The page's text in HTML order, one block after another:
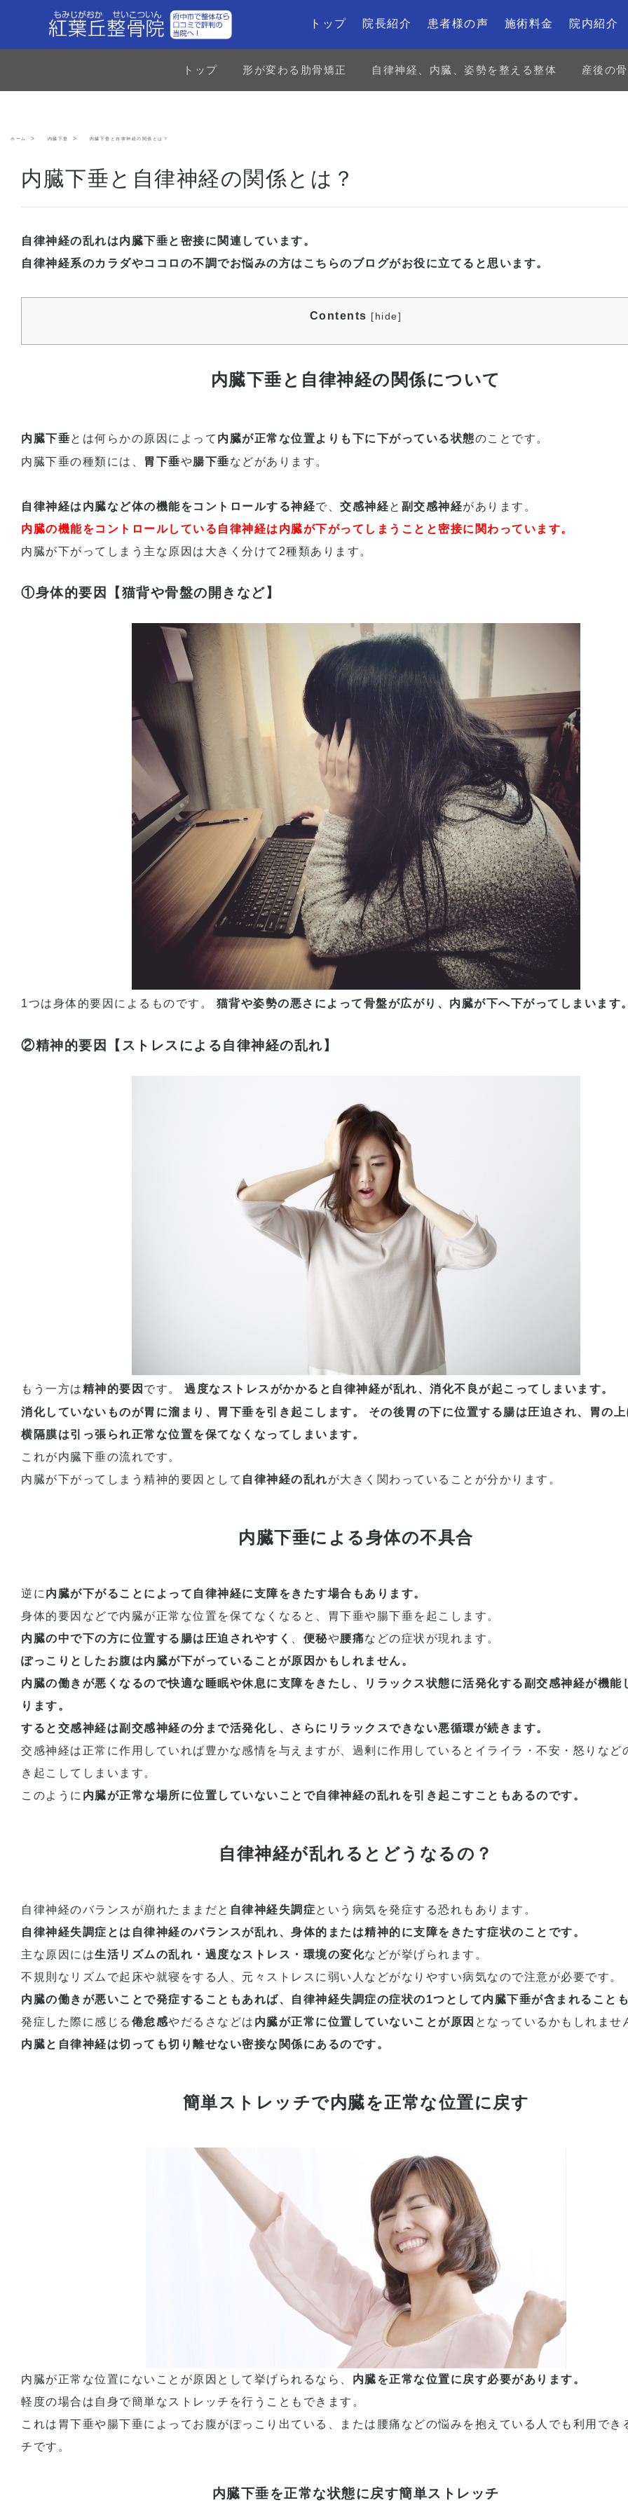
トップ 院長紹介 患者様の声 施術料金 院内紹介
トップ 形が変わる肋骨矯正 自律神経、内臓、姿勢を整える整体 産後の
ホーム 内臓下垂 内臓下垂と自律神経の関係とは？
内臓下垂と自律神経の関係とは？
自律神経の乱れは内臓下垂と密接に関連しています。
自律神経系のカラダやココロの不調でお悩みの方はこちらのブログがお役に立てると思います。
Contents [hide]
内臓下垂と自律神経の関係について
内臓下垂とは何らかの原因によって 内臓が正常な位置よりも下に下がっている状態のことです。
内臓下垂の種類には、
胃下垂や腸下垂などがあります。
自律神経は内臓など体の機能をコントロールする神経で、 交感神経と 副交感神経があります。
内臓の機能をコントロールしている自律神経は内臓が下がってしまうことと密接に関わっています。
内臓が下がってしまう主な原因は大きく分けて2種類あります。
①身体的要因【猫背や骨盤の開きなど】
1つは身体的要因によるものです。 猫背や姿勢の悪さによって骨盤が広がり、内臓が下へ下がってしまいます。
②精神的要因【ストレスによる自律神経の乱れ】
もう一方は精神的要因 です。
過度なストレスがかかると自律神経が乱れ、消化不良が起こってしまいます。
消化していないものが胃に溜まり、胃下垂を引き起こします。
その後胃の下に位置する腸は圧迫され、胃の上
横隔膜は引っ張られ正常な位置を保てなくなってしまいます。
これが内臓下垂の流れです。
内臓が下がってしまう精神的要因として 自律神経の乱れが大きく関わっていることが分かります。
内臓下垂による身体の不具合
逆に 内臓が下がることによって自律神経に支障をきたす場合もあります。
身体的要因などで内臓が正常な位置を保てなくなると、胃下垂や腸下垂を起こします。
内臓の中で下の方に位置する腸は圧迫されやすく
便秘や腰痛などの症状が現れます。
ぽっこりとしたお腹は内臓が下がっていることが原因かもしれません。
内臓の働きが悪くなるので快適な睡眠や休息に支障をきたし、リラックス状態に活発化する副交感神経が機能
ります。
すると交感神経は副交感神経の分まで活発化し、さらにリラックスできない悪循環が続きます。
交感神経は正常に作用していれば豊かな感情を与えますが、過剰に作用しているとイライラ・不安・怒りなど
き起こしてしまいます。
このように 内臓が正常な場所に位置していないことで自律神経の乱れを引き起こすこともあるのです。
自律神経が乱れるとどうなるの？
自律神経のバランスが崩れたままだと 自律神経失調症という病気を発症する恐れもあります。
自律神経失調症とは自律神経のバランスが乱れ、身体的または精神的に支障をきたす症状のことです。
主な原因には生活リズムの乱れ・過度なストレス・環境の変化などが挙げられます。
不規則なリズムで起床や就寝をする人、元々ストレスに弱い人などがなりやすい病気なので注意が必要です。
内臓の働きが悪いことで発症することもあれば、自律神経失調症の症状の1つとして内臓下垂が含まれることも
発症した際に感じる 倦怠感やだるさなどは 内臓が正常に位置していないことが原因 となっているかもしれませ
内臓と自律神経は切っても切り離せない密接な関係にあるのです。
簡単ストレッチで内臓を正常な位置に戻す
内臓が正常な位置にないことが原因として挙げられるなら、 内臓を正常な位置に戻す必要があります。
軽度の場合は自身で簡単なストレッチを行うこともできます。
これは胃下垂や腸下垂によってお腹がぽっこり出ている、または腰痛などの悩みを抱えている人でも利用でき
チです。
内臓下垂を正常な状態に戻す簡単ストレッチ